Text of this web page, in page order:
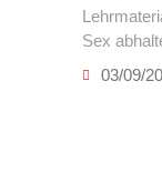
Sex
03/09/